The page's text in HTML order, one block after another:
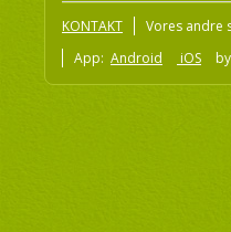
KONTAKT Vores andre
App: Android iOS by